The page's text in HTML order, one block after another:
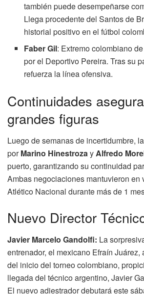
también puede desempeñarse
Llega procedente del Santos de
historial positivo en el fútbol
Faber Gil: Extremo colombiano
por el Deportivo Pereira. Tras su
refuerza la línea ofensiva.
Continuidades
grandes figuras
Luego de semanas de incertidumbre,
porMarino HinestrozayAlfredo
puerto, garantizando su continuidad
Ambas negociaciones mantuvieron en
Atlético Nacional durante más de 1
Nuevo Director
Javier Marcelo Gandolfi: La
entrenador, el mexicano Efraín Juárez,
del inicio del torneo colombiano,
llegada del técnico argentino, Javier
El nuevo adiestrador debutará este